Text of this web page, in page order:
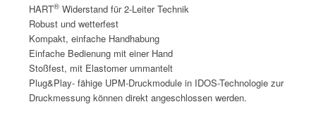
HART®Widerstand für 2-Leiter Technik
Robust und wetterfest
Kompakt, einfache Handhabung
Einfache Bedienung mit einer Hand
Stoßfest, mit Elastomer ummantelt
Plug&Play- fähige UPM-Druckmodule in IDOS-Technologie zur
Druckmessung können direkt angeschlossen werden.